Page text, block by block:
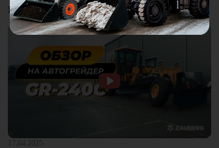
Видеоотзывы
17.04.2025